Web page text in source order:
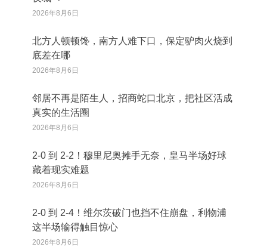
2026年8月6日
北方人顿顿馋，南方人难下口，保定驴肉火烧到
底差在哪
2026年8月6日
邻居不再是陌生人，招商蛇口北京，把社区活成
真实的生活圈
2026年8月6日
2‑0 到 2‑2！穆里尼奥摊手无奈，皇马半场好球
藏着现实难题
2026年8月6日
2‑0 到 2‑4！维尔茨破门也挡不住崩盘，利物浦
这半场输得触目惊心
2026年8月6日